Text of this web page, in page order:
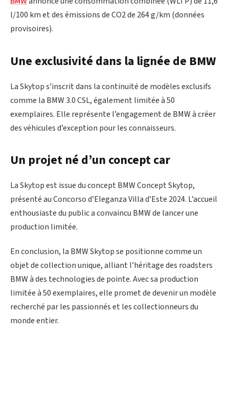
l/100 km et des émissions de CO2 de 264 g/km (données
provisoires).
Une exclusivité dans la lignée de BMW
La Skytop s’inscrit dans la continuité de modèles exclusifs
comme la BMW 3.0 CSL, également limitée à 50
exemplaires. Elle représente l’engagement de BMW à créer
des véhicules d’exception pour les connaisseurs.
Un projet né d’un concept car
La Skytop est issue du concept BMW Concept Skytop,
présenté au Concorso d’Eleganza Villa d’Este 2024. L’accueil
enthousiaste du public a convaincu BMW de lancer une
production limitée.
En conclusion, la BMW Skytop se positionne comme un
objet de collection unique, alliant l’héritage des roadsters
BMW à des technologies de pointe. Avec sa production
limitée à 50 exemplaires, elle promet de devenir un modèle
recherché par les passionnés et les collectionneurs du
monde entier.